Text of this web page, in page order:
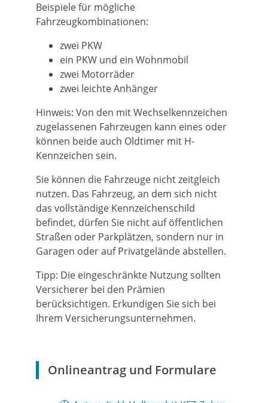
Beispiele für mögliche
Fahrzeugkombinationen:
zwei PKW
ein PKW und ein Wohnmobil
zwei Motorräder
zwei leichte Anhänger
Hinweis: Von den mit Wechselkennzeichen
zugelassenen Fahrzeugen kann eines oder
können beide auch Oldtimer mit H-
Kennzeichen sein.
Sie können die Fahrzeuge nicht zeitgleich
nutzen. Das Fahrzeug, an dem sich nicht
das vollständige Kennzeichenschild
befindet, dürfen Sie nicht auf öffentlichen
Straßen oder Parkplätzen, sondern nur in
Garagen oder auf Privatgelände abstellen.
Tipp: Die eingeschränkte Nutzung sollten
Versicherer bei den Prämien
berücksichtigen. Erkundigen Sie sich bei
Ihrem Versicherungsunternehmen.
Onlineantrag und Formulare